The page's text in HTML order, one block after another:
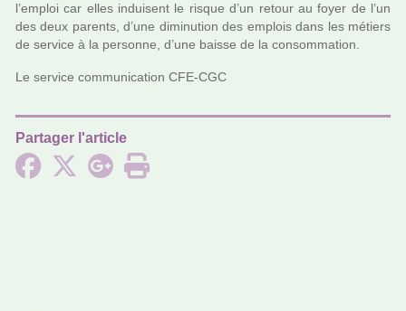
l’emploi car elles indui­sent le risque d’un retour au foyer de l’un
des deux parents, d’une dimi­nu­tion des emplois dans les métiers
de ser­vice à la per­sonne, d’une baisse de la consom­ma­tion.
Le ser­vice com­mu­ni­ca­tion CFE-CGC
Partager l'article